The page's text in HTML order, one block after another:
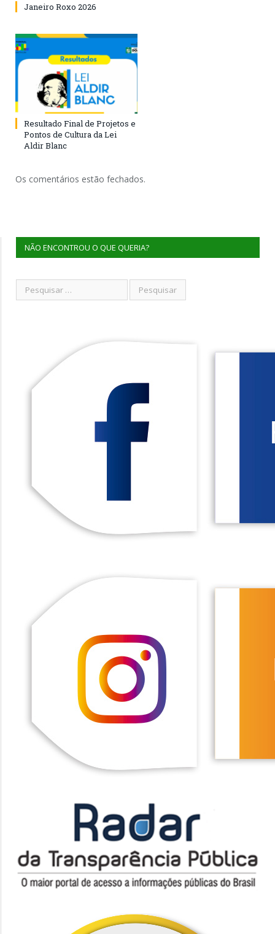
Janeiro Roxo 2026
Resultado Final de Projetos e
Pontos de Cultura da Lei
Aldir Blanc
Os comentários estão fechados.
NÃO ENCONTROU O QUE QUERIA?